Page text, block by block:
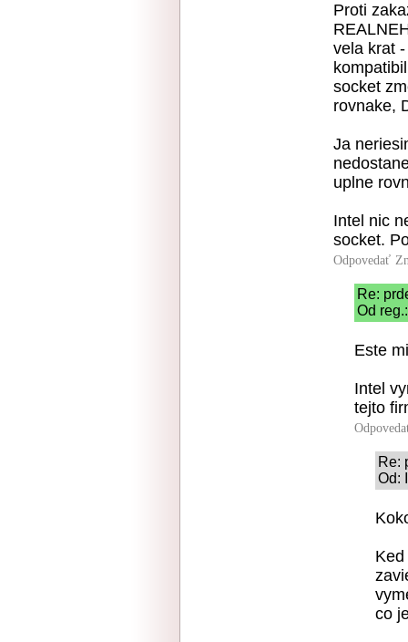
Proti
vela krat
socket
rovnake,
Ja
uplne
Intel nic
socket.
Odpovedať
Re:
Od
Este
Intel
tejto
Re:
Od:
co